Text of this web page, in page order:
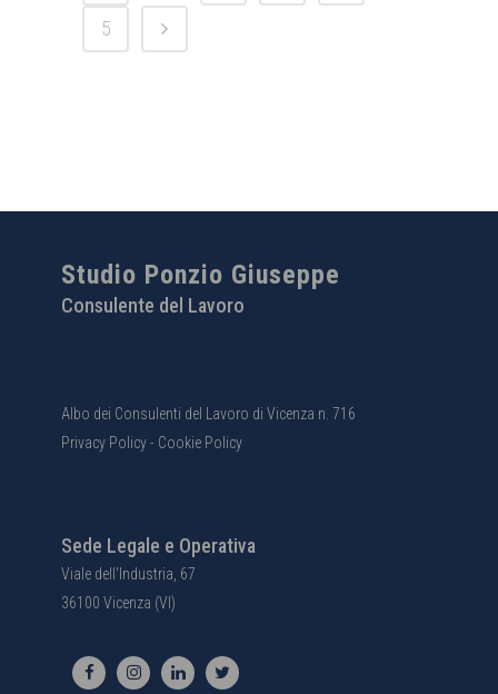
5
Studio Ponzio Giuseppe
Consulente del Lavoro
Albo dei Consulenti del Lavoro di Vicenza n. 716
Privacy Policy- Cookie Policy
Sede Legale e Operativa
Viale dell'Industria, 67
36100 Vicenza (VI)